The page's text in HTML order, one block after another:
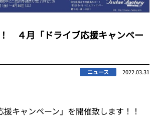
４月「ドライブ応援キャンペー
ニュース 2022.03.31
援キャンペーン」を開催致します！！